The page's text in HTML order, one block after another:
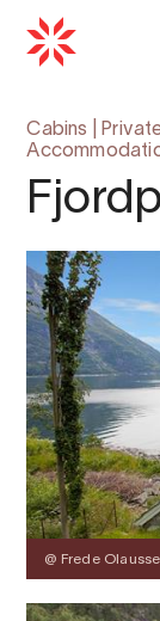
Cabins
@ Frede